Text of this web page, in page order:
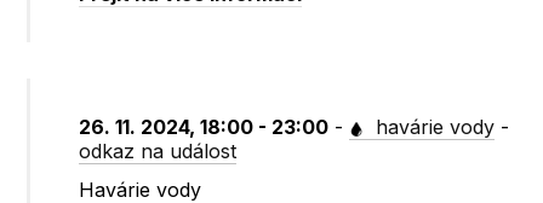
26. 11. 2024, 18:00 - 23:00 - havárie vody -
odkaz na událost
Havárie vody